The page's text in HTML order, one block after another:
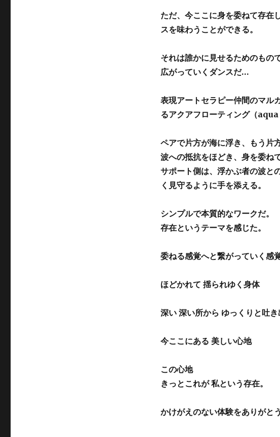
ただ、今ここに身を委ねて存在
スを味わうことができる。
それは誰かに見せるためのもの
広がっていくダンスだ…
表現アートセラピー仲間のマル
るアクアフローティング（
ペアで片方が海に浮き、もう片
波への抵抗をほどき、身を委ねて
サポート側は、浮かぶ者の波と
く見守るように手を添える。
シンプルで本質的なワークだ。
存在というテーマを感じた。
委ねる感覚へと繋がっていく感
ほどかれて 揺られゆく身体
深い 深い所から ゆっくりと吐
今ここにある 美しい心地
この心地
きっとこれが 私という存在。
かけがえのない体験をありがとう